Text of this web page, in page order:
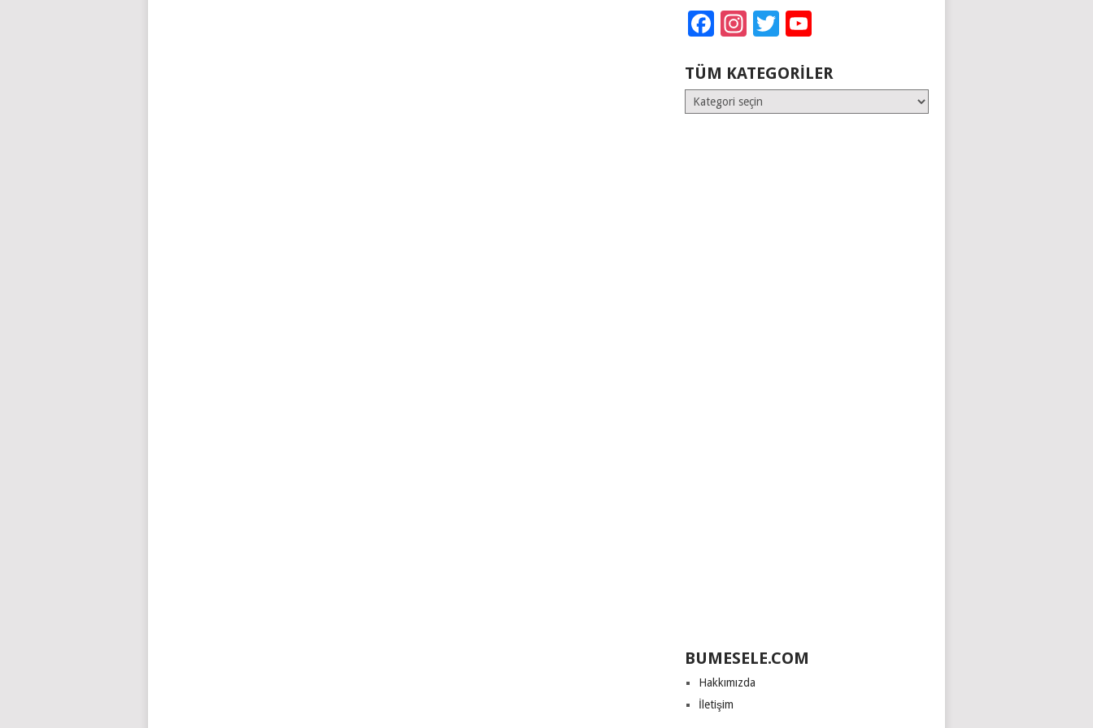
Facebook
Instagram
Twitter
TÜM KATEGORILER
Tüm
Kategoriler
BUMESELE.COM
Hakkımızda
İletişim